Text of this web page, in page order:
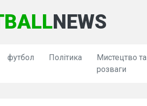
NEWS
футбол Політика
Мистецтво та
розваги